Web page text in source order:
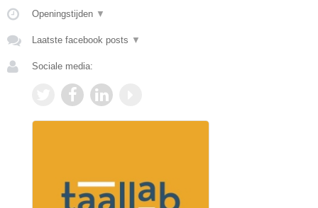
Openingstijden ▼
Laatste facebook posts ▼
Sociale media: